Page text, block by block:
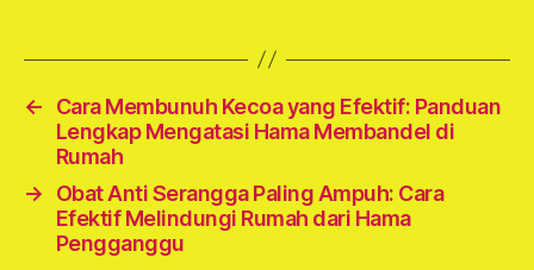
←
Cara Membunuh Kecoa yang Efektif: Panduan
Lengkap Mengatasi Hama Membandel di
Rumah
→
Obat Anti Serangga Paling Ampuh: Cara
Efektif Melindungi Rumah dari Hama
Pengganggu